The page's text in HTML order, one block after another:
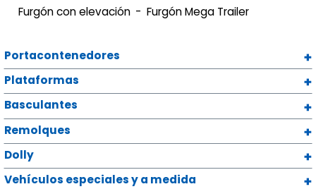
Furgón con elevación
Furgón Mega Trailer
Portacontenedores
Plataformas
Basculantes
Remolques
Dolly
Vehículos especiales y a medida